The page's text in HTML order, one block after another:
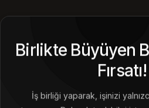
Birlikte Büyüyen
Fırsatı!
İş birliği yaparak, işinizi